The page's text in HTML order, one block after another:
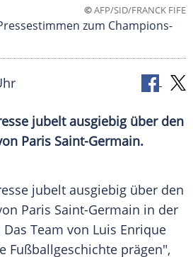
©AFP/SID/FRANCK FIFE
zum Champions-
jubelt ausgiebig über den
Paris Saint-Germain.
jubelt ausgiebig über den
Paris Saint-Germain in der
Team von Luis Enrique
Fußballgeschichte prägen",